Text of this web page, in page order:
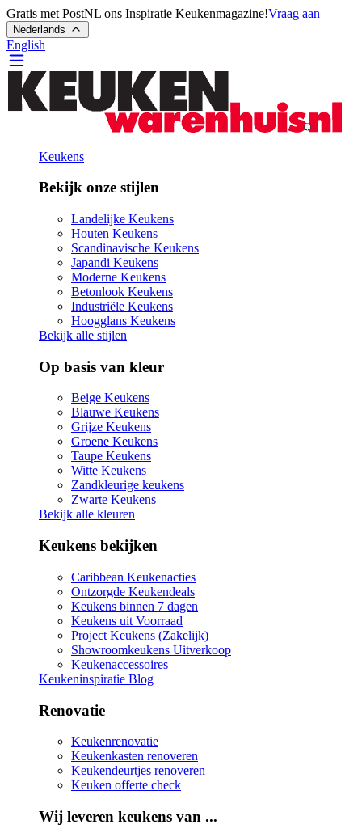
Gratis met PostNL ons Inspiratie Keukenmagazine!Vraag aan
Nederlands
English
Keukens
Bekijk onze stijlen
Landelijke Keukens
Houten Keukens
Scandinavische Keukens
Japandi Keukens
Moderne Keukens
Betonlook Keukens
Industriële Keukens
Hoogglans Keukens
Bekijk alle stijlen
Op basis van kleur
Beige Keukens
Blauwe Keukens
Grijze Keukens
Groene Keukens
Taupe Keukens
Witte Keukens
Zandkleurige keukens
Zwarte Keukens
Bekijk alle kleuren
Keukens bekijken
Caribbean Keukenacties
Ontzorgde Keukendeals
Keukens binnen 7 dagen
Keukens uit Voorraad
Project Keukens (Zakelijk)
Showroomkeukens Uitverkoop
Keukenaccessoires
Keukeninspiratie Blog
Renovatie
Keukenrenovatie
Keukenkasten renoveren
Keukendeurtjes renoveren
Keuken offerte check
Wij leveren keukens van ...